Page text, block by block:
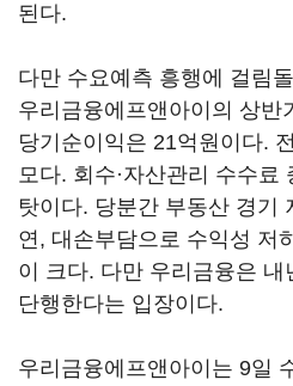
된다.
다만 수요예측 흥행에 걸림
우리금융에프앤아이의 상반
당기순이익은 21억원이다.
모다. 회수·자산관리 수수료
탓이다. 당분간 부동산 경기
연, 대손부담으로 수익성 저
이 크다. 다만 우리금융은
단행한다는 입장이다.
우리금융에프앤아이는 9일